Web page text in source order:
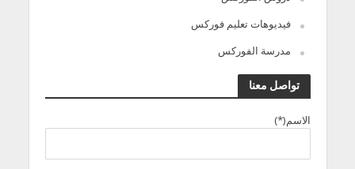
فيديوهات تعليم فوركس
مدرسة الفوركس
تواصل معنا
الاسم(*)